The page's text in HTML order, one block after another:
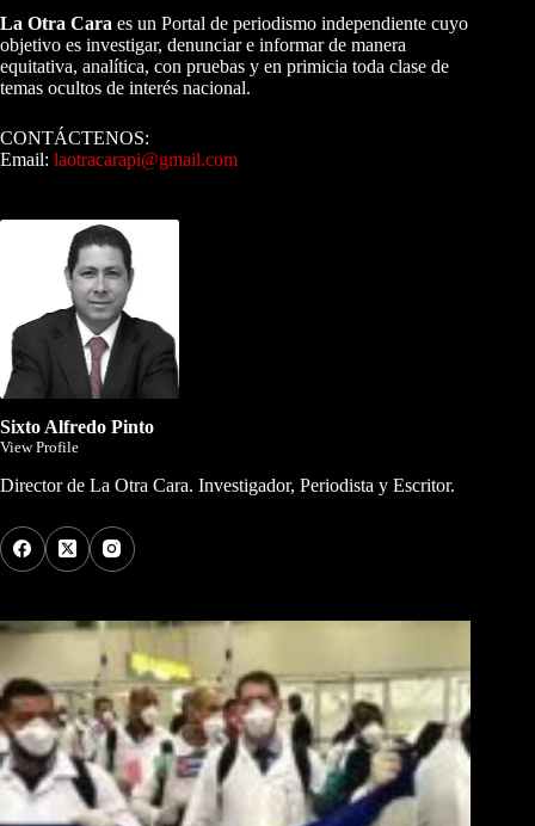
La Otra Cara es un Portal de periodismo independiente cuyo
objetivo es investigar, denunciar e informar de manera
equitativa, analítica, con pruebas y en primicia toda clase de
temas ocultos de interés nacional.
CONTÁCTENOS:
Email: laotracarapi@gmail.com
Sixto Alfredo Pinto
View Profile
Director de La Otra Cara. Investigador, Periodista y Escritor.